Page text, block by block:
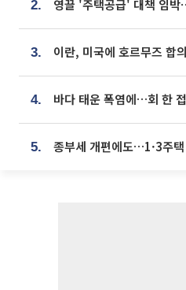
2.
3.
4. 바다 태운 폭염에…회 한
5.